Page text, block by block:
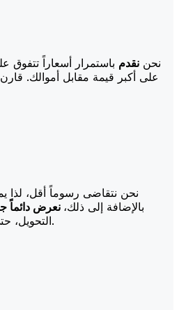
نحن نقدم باستمرار أسعاراً تتفوق
على أكبر قيمة مقابل أموالك. قارن
نحن نتقاضى رسوماً أقل، لذا
بالإضافة إلى ذلك، نعرض دائماً
التحويل، حتى تعرف بالضبط ما ستدفعه.